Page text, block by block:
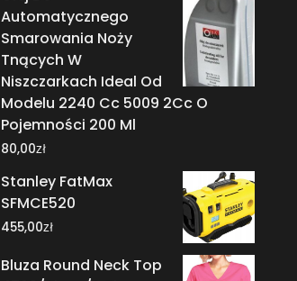
Automatycznego
Smarowania Noży
Tnących W
Niszczarkach Ideal Od
Modelu 2240 Cc 5009 2Cc O
Pojemności 200 Ml
80,00zł
Stanley FatMax
SFMCE520
455,00zł
Bluza Round Neck Top